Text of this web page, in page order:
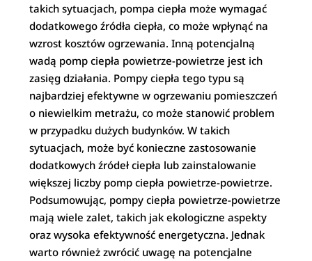
takich sytuacjach, pompa ciepła może wymagać
dodatkowego źródła ciepła, co może wpłynąć na
wzrost kosztów ogrzewania. Inną potencjalną
wadą pomp ciepła powietrze-powietrze jest ich
zasięg działania. Pompy ciepła tego typu są
najbardziej efektywne w ogrzewaniu pomieszczeń
o niewielkim metrażu, co może stanowić problem
w przypadku dużych budynków. W takich
sytuacjach, może być konieczne zastosowanie
dodatkowych źródeł ciepła lub zainstalowanie
większej liczby pomp ciepła powietrze-powietrze.
Podsumowując, pompy ciepła powietrze-powietrze
mają wiele zalet, takich jak ekologiczne aspekty
oraz wysoka efektywność energetyczna. Jednak
warto również zwrócić uwagę na potencjalne